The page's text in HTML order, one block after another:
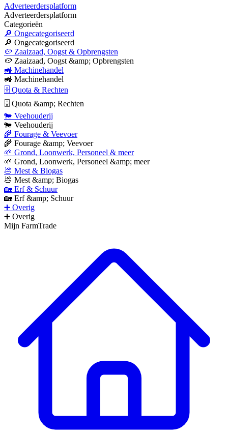
Adverteerdersplatform
Adverteerdersplatform
Categorieën
🔎 Ongecategoriseerd
🔎 Ongecategoriseerd
🥔 Zaaizaad, Oogst & Opbrengsten
🥔 Zaaizaad, Oogst &amp; Opbrengsten
🚜 Machinehandel
🚜 Machinehandel
🗄 Quota & Rechten
🗄 Quota &amp; Rechten
🐄 Veehouderij
🐄 Veehouderij
🌾 Fourage & Veevoer
🌾 Fourage &amp; Veevoer
🌱 Grond, Loonwerk, Personeel & meer
🌱 Grond, Loonwerk, Personeel &amp; meer
💩 Mest & Biogas
💩 Mest &amp; Biogas
🏡 Erf & Schuur
🏡 Erf &amp; Schuur
➕ Overig
➕ Overig
Mijn FarmTrade